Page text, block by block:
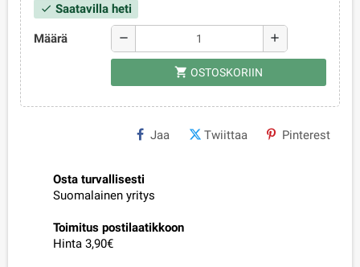
check Saatavilla heti
Määrä remove add
shopping_cart OSTOSKORIIN
Jaa Twiittaa Pinterest
Osta turvallisesti
Suomalainen yritys
Toimitus postilaatikkoon
Hinta 3,90€